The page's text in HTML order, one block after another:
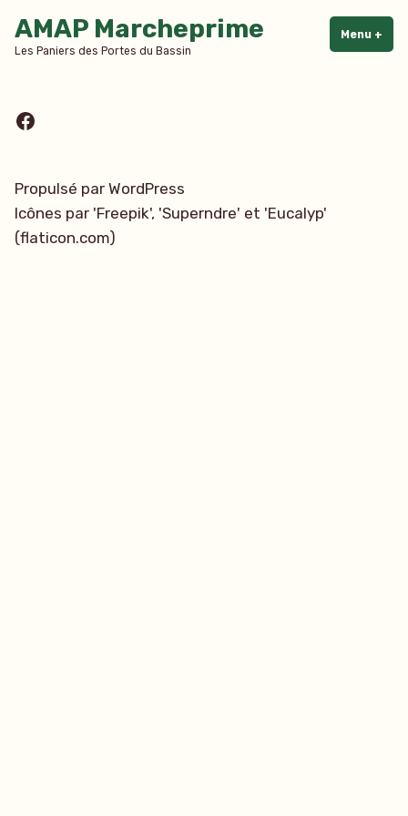
au
contenu
AMAP Marcheprime
Les Paniers des Portes du Bassin
Menu +
Facebook
Propulsé par WordPress
Icônes par 'Freepik', 'Superndre' et 'Eucalyp'
(flaticon.com)